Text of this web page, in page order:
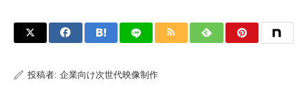
投稿者: 企業向け次世代映像制作